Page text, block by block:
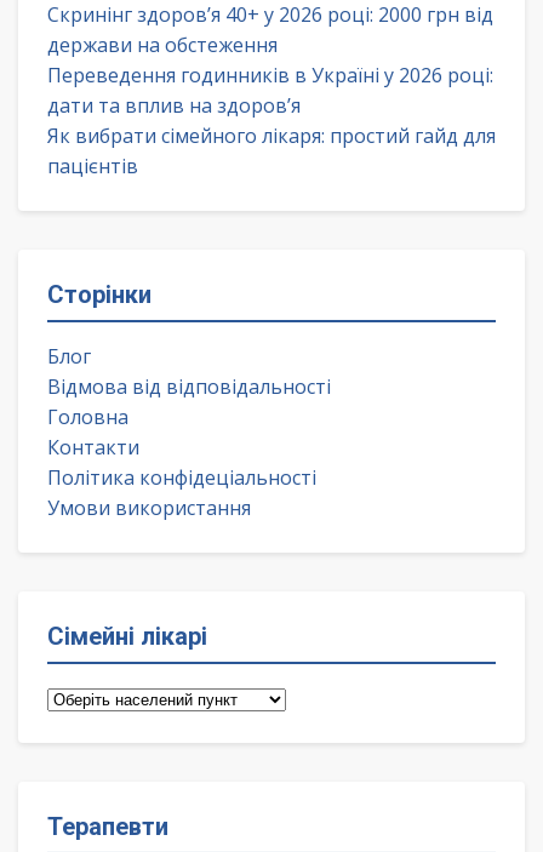
Скринінг здоров’я 40+ у 2026 році: 2000 грн від
держави на обстеження
Переведення годинників в Україні у 2026 році:
дати та вплив на здоров’я
Як вибрати сімейного лікаря: простий гайд для
пацієнтів
Сторінки
Блог
Відмова від відповідальності
Головна
Контакти
Політика конфідеціальності
Умови використання
Сімейні лікарі
Сімейні
Терапевти